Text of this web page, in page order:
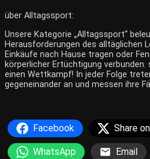
über Alltagssport:
Unsere Kategorie „Alltagssport“
Herausforderungen des alltäglichen
Einkäufe nach Hause tragen oder
körperlicher Ertüchtigung
einen Wettkampf! In jeder Folge
gegeneinander an und messen ihre
Facebook Share
WhatsApp Email